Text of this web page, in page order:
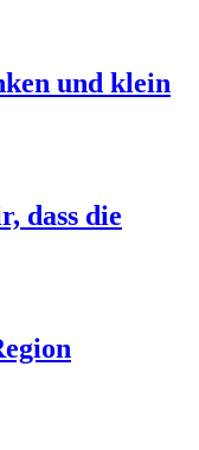
und klein
dass die